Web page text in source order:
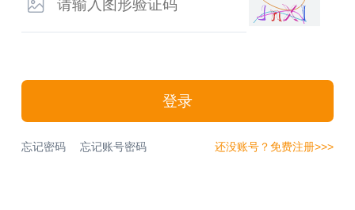
登录
忘记密码 忘记账号密码 还没账号？免费注册>>>